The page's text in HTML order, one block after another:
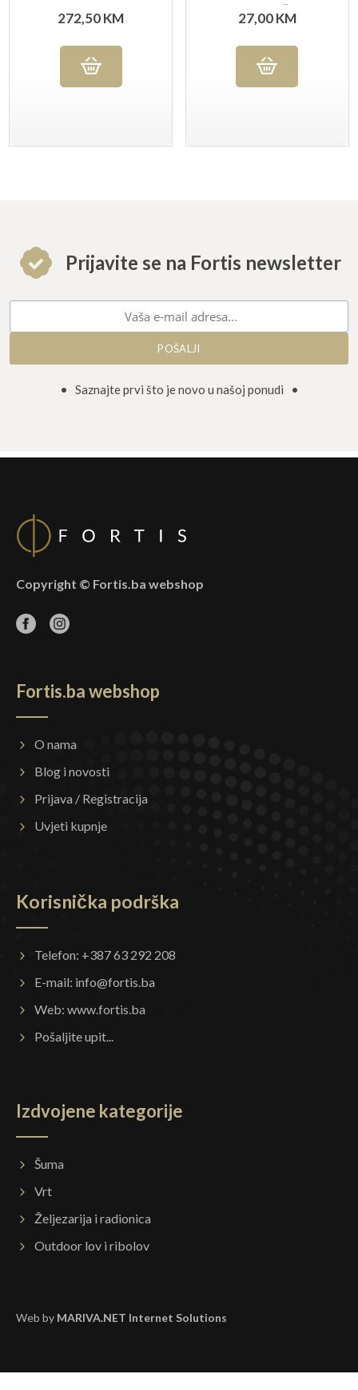
272,50KM 27,00KM
Prijavite se na Fortis newsletter
• Saznajte prvi što je novo u našoj ponudi •
Copyright © Fortis.ba webshop
Fortis.ba webshop
O nama
Blog i novosti
Prijava / Registracija
Uvjeti kupnje
Korisnička podrška
Telefon: +387 63 292 208
E-mail: info@fortis.ba
Web: www.fortis.ba
Pošaljite upit...
Izdvojene kategorije
Šuma
Vrt
Željezarija i radionica
Outdoor lov i ribolov
Web by MARIVA.NET Internet Solutions